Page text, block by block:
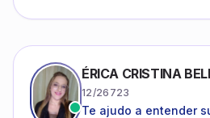
ÉRICA CRISTINA
12/26723
Te ajudo a entender